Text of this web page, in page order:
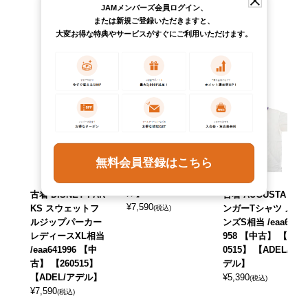
古着 DISNEY PAR
KS スウェットフ
ルジップパーカー
レディースXL相当
/eaa641996 【中
古】 【260515】
【ADEL/アデル】
¥7,590(税込)
古着 jeanstar デニ
ムテーラードジャ
【中古】 【26050
¥7,590(税込)
古着 AUGUSTA リ
ンガーTシャツ メ
ンズS相当 /eaa641
958 【中古】 【26
0515】 【ADEL/ア
デル】
¥5,390(税込)
JAMメンバーズ会員ログイン、
または新規ご登録いただきますと、
大変お得な特典やサービスがすぐにご利用いただけます。
無料会員登録はこちら